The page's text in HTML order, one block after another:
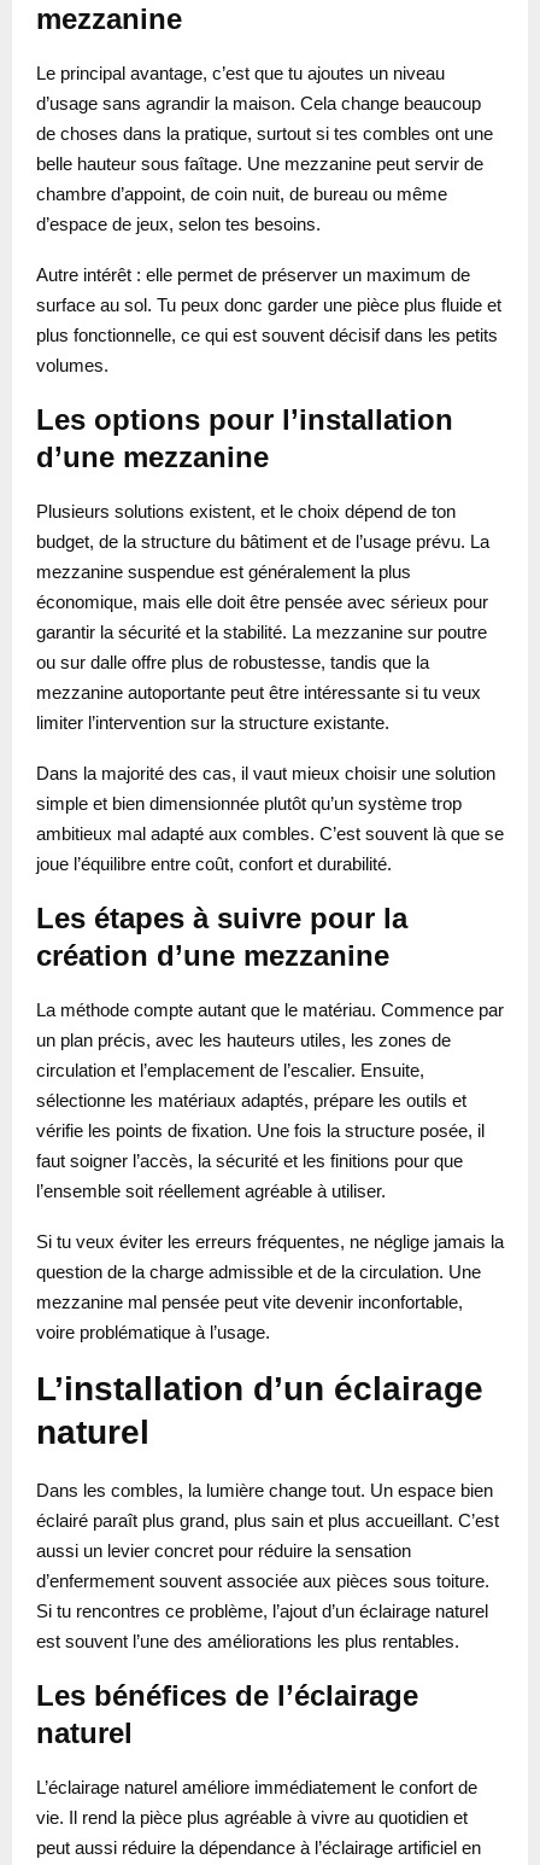
mezzanine
Le principal avantage, c’est que tu ajoutes un niveau
d’usage sans agrandir la maison. Cela change beaucoup
de choses dans la pratique, surtout si tes combles ont une
belle hauteur sous faîtage. Une mezzanine peut servir de
chambre d’appoint, de coin nuit, de bureau ou même
d’espace de jeux, selon tes besoins.
Autre intérêt : elle permet de préserver un maximum de
surface au sol. Tu peux donc garder une pièce plus fluide et
plus fonctionnelle, ce qui est souvent décisif dans les petits
volumes.
Les options pour l’installation
d’une mezzanine
Plusieurs solutions existent, et le choix dépend de ton
budget, de la structure du bâtiment et de l’usage prévu. La
mezzanine suspendue est généralement la plus
économique, mais elle doit être pensée avec sérieux pour
garantir la sécurité et la stabilité. La mezzanine sur poutre
ou sur dalle offre plus de robustesse, tandis que la
mezzanine autoportante peut être intéressante si tu veux
limiter l’intervention sur la structure existante.
Dans la majorité des cas, il vaut mieux choisir une solution
simple et bien dimensionnée plutôt qu’un système trop
ambitieux mal adapté aux combles. C’est souvent là que se
joue l’équilibre entre coût, confort et durabilité.
Les étapes à suivre pour la
création d’une mezzanine
La méthode compte autant que le matériau. Commence par
un plan précis, avec les hauteurs utiles, les zones de
circulation et l’emplacement de l’escalier. Ensuite,
sélectionne les matériaux adaptés, prépare les outils et
vérifie les points de fixation. Une fois la structure posée, il
faut soigner l’accès, la sécurité et les finitions pour que
l’ensemble soit réellement agréable à utiliser.
Si tu veux éviter les erreurs fréquentes, ne néglige jamais la
question de la charge admissible et de la circulation. Une
mezzanine mal pensée peut vite devenir inconfortable,
voire problématique à l’usage.
L’installation d’un éclairage
naturel
Dans les combles, la lumière change tout. Un espace bien
éclairé paraît plus grand, plus sain et plus accueillant. C’est
aussi un levier concret pour réduire la sensation
d’enfermement souvent associée aux pièces sous toiture.
Si tu rencontres ce problème, l’ajout d’un éclairage naturel
est souvent l’une des améliorations les plus rentables.
Les bénéfices de l’éclairage
naturel
L’éclairage naturel améliore immédiatement le confort de
vie. Il rend la pièce plus agréable à vivre au quotidien et
peut aussi réduire la dépendance à l’éclairage artificiel en